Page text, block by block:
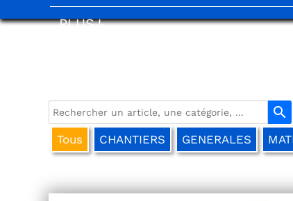
PLUS↓
search
Tous CHANTIERS GENERALES